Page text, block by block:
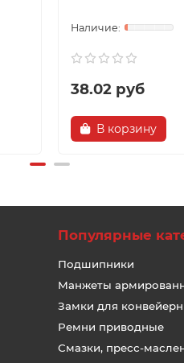
38.02 руб
В корзину
Популярные
Подшипники
Манжеты
Замки для
Ремни приводные
Смазки, пресс-